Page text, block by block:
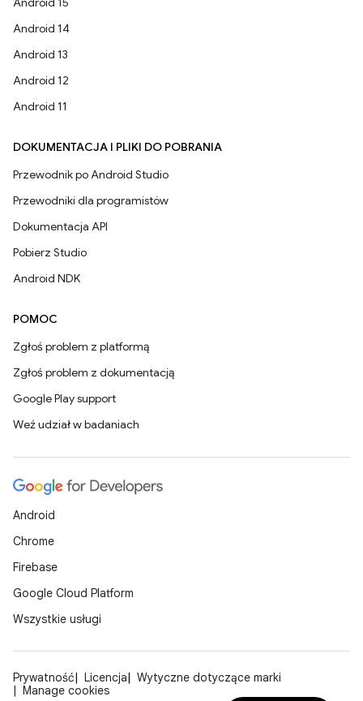
Android 14
Android 13
Android 12
Android 11
DOKUMENTACJA I PLIKI DO POBRANIA
Przewodnik po Android Studio
Przewodniki dla programistów
Dokumentacja API
Pobierz Studio
Android NDK
POMOC
Zgłoś problem z platformą
Zgłoś problem z dokumentacją
Google Play support
Weź udział w badaniach
Android
Chrome
Firebase
Google Cloud Platform
Wszystkie usługi
Prywatność Licencja
Wytyczne dotyczące marki
Manage cookies